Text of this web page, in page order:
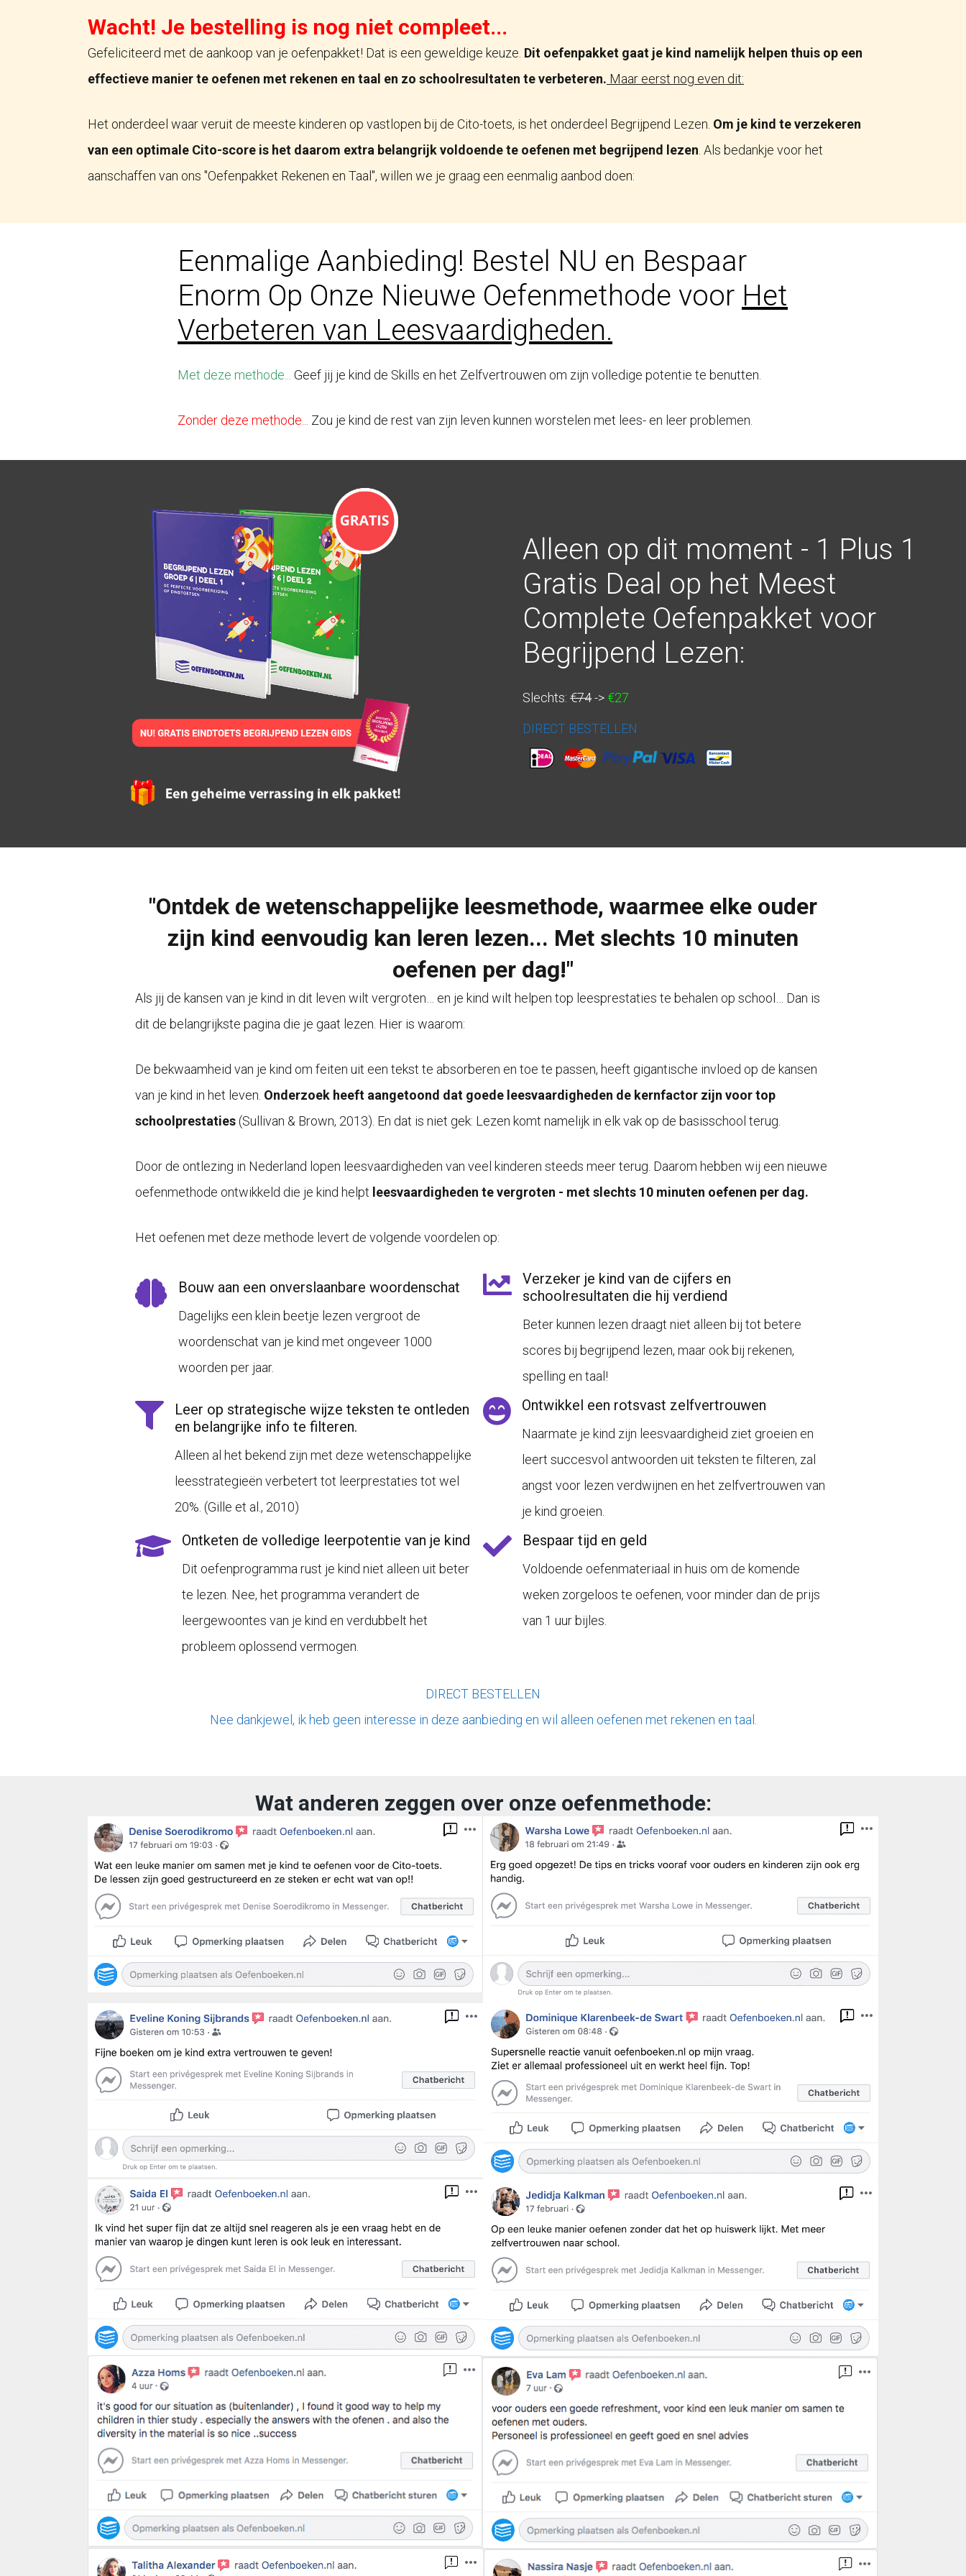
Wacht! Je bestelling is nog niet compleet...
Gefeliciteerd met de aankoop van je oefenpakket! Dat is een geweldige keuze. Dit oefenpakket gaat je kind namelijk helpen thuis op een
effectieve manier te oefenen met rekenen en taal en zo schoolresultaten te verbeteren. Maar eerst nog even dit:
Het onderdeel waar veruit de meeste kinderen op vastlopen bij de Cito-toets, is het onderdeel Begrijpend Lezen. Om je kind te verzekeren
van een optimale Cito-score is het daarom extra belangrijk voldoende te oefenen met begrijpend lezen . Als bedankje voor het
aanschaffen van ons "Oefenpakket Rekenen en Taal", willen we je graag een eenmalig aanbod doen:
Eenmalige Aanbieding! Bestel NU en Bespaar
Enorm Op Onze Nieuwe Oefenmethode voor Het
Verbeteren van Leesvaardigheden.
Met deze methode... Geef jij je kind de Skills en het Zelfvertrouwen om zijn volledige potentie te benutten.
Zonder deze methode... Zou je kind de rest van zijn leven kunnen worstelen met lees- en leer problemen.
Alleen op dit moment - 1 Plus 1
Gratis Deal op het Meest
Complete Oefenpakket voor
Begrijpend Lezen:
Slechts:€74-> €27
DIRECT BESTELLEN
"Ontdek de wetenschappelijke leesmethode, waarmee elke ouder
zijn kind eenvoudig kan leren lezen... Met slechts 10 minuten
oefenen per dag!"
Als jij de kansen van je kind in dit leven wilt vergroten… en je kind wilt helpen top leesprestaties te behalen op school… Dan is
dit de belangrijkste pagina die je gaat lezen. Hier is waarom:
De bekwaamheid van je kind om feiten uit een tekst te absorberen en toe te passen, heeft gigantische invloed op de kansen
van je kind in het leven. Onderzoek heeft aangetoond dat goede leesvaardigheden de kernfactor zijn voor top
schoolprestaties (Sullivan & Brown, 2013). En dat is niet gek: Lezen komt namelijk in elk vak op de basisschool terug.
Door de ontlezing in Nederland lopen leesvaardigheden van veel kinderen steeds meer terug. Daarom hebben wij een nieuwe
oefenmethode ontwikkeld die je kind helpt leesvaardigheden te vergroten - met slechts 10 minuten oefenen per dag.
Het oefenen met deze methode levert de volgende voordelen op:
Bouw aan een onverslaanbare woordenschat
Dagelijks een klein beetje lezen vergroot de
woordenschat van je kind met ongeveer 1000
woorden per jaar.
Verzeker je kind van de cijfers en
schoolresultaten die hij verdiend
Beter kunnen lezen draagt niet alleen bij tot betere
scores bij begrijpend lezen, maar ook bij rekenen,
spelling en taal!
Leer op strategische wijze teksten te ontleden
en belangrijke info te filteren.
Alleen al het bekend zijn met deze wetenschappelijke
leesstrategieën verbetert tot leerprestaties tot wel
20%. (Gille et al., 2010)
Ontwikkel een rotsvast zelfvertrouwen
Naarmate je kind zijn leesvaardigheid ziet groeien en
leert succesvol antwoorden uit teksten te filteren, zal
angst voor lezen verdwijnen en het zelfvertrouwen van
je kind groeien.
Ontketen de volledige leerpotentie van je kind
Dit oefenprogramma rust je kind niet alleen uit beter
te lezen. Nee, het programma verandert de
leergewoontes van je kind en verdubbelt het
probleem oplossend vermogen.
Bespaar tijd en geld
Voldoende oefenmateriaal in huis om de komende
weken zorgeloos te oefenen, voor minder dan de prijs
van 1 uur bijles.
DIRECT BESTELLEN
Nee dankjewel, ik heb geen interesse in deze aanbieding en wil alleen oefenen met rekenen en taal.
Wat anderen zeggen over onze oefenmethode: